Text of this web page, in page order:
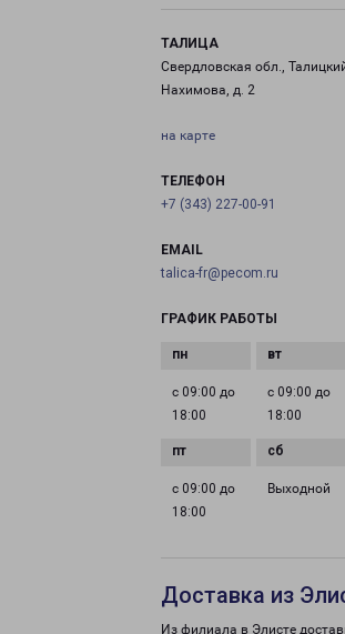
ТАЛИЦА
Свердловская обл.,
Нахимова, д. 2
на карте
ТЕЛЕФОН
+7 (343) 227-00-91
EMAIL
talica-fr@pecom.ru
ГРАФИК РАБОТЫ
с 09:00 до
18:00
с 09:00 до
18:00
с 09:00 до
18:00
Выходной
Доставка из
Из филиала в Элисте